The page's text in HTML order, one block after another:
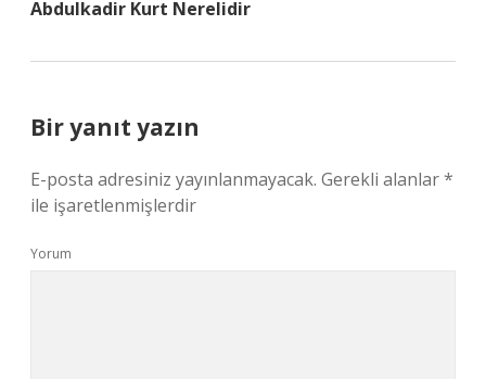
Abdulkadir Kurt Nerelidir
Bir yanıt yazın
E-posta adresiniz yayınlanmayacak. Gerekli alanlar*
ile işaretlenmişlerdir
Yorum